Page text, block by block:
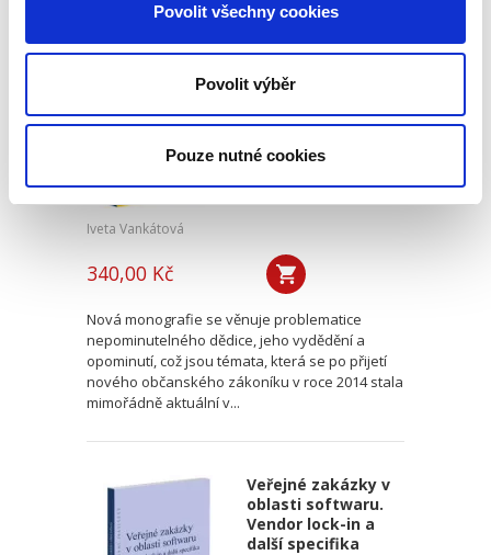
Povolit všechny cookies
Povolit výběr
Pouze nutné cookies
dědic a jeho
Iveta Vankátová
340,00 Kč
Nová monografie se věnuje problematice
nepominutelného dědice, jeho vydědění a
opominutí, což jsou témata, která se po přijetí
nového občanského zákoníku v roce 2014 stala
mimořádně aktuální v...
Veřejné zakázky v
oblasti softwaru.
Vendor lock-in a
další specifika